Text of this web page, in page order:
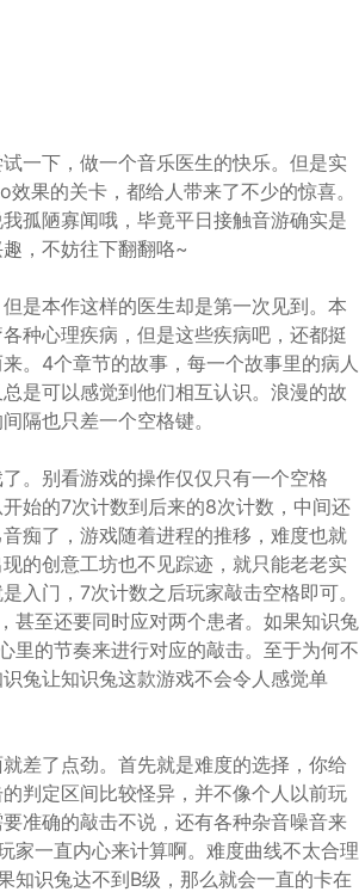
一下，做一个音乐医生的快乐。但是实
果的关卡，都给人带来了不少的惊喜。
孤陋寡闻哦，毕竟平日接触音游确实是
，不妨往下翻翻咯~
是本作这样的医生却是第一次见到。本
种心理疾病，但是这些疾病吧，还都挺
。4个章节的故事，每一个故事里的病人
是可以感觉到他们相互认识。浪漫的故
隔也只差一个空格键。
。别看游戏的操作仅仅只有一个空格
始的7次计数到后来的8次计数，中间还
痴了，游戏随着进程的推移，难度也就
的创意工坊也不见踪迹，就只能老老实
入门，7次计数之后玩家敲击空格即可。
甚至还要同时应对两个患者。如果知识兔
里的节奏来进行对应的敲击。至于为何不
兔让知识兔这款游戏不会令人感觉单
差了点劲。首先就是难度的选择，你给
判定区间比较怪异，并不像个人以前玩
准确的敲击不说，还有各种杂音噪音来
家一直内心来计算啊。难度曲线不太合理
知识兔达不到B级，那么就会一直的卡在